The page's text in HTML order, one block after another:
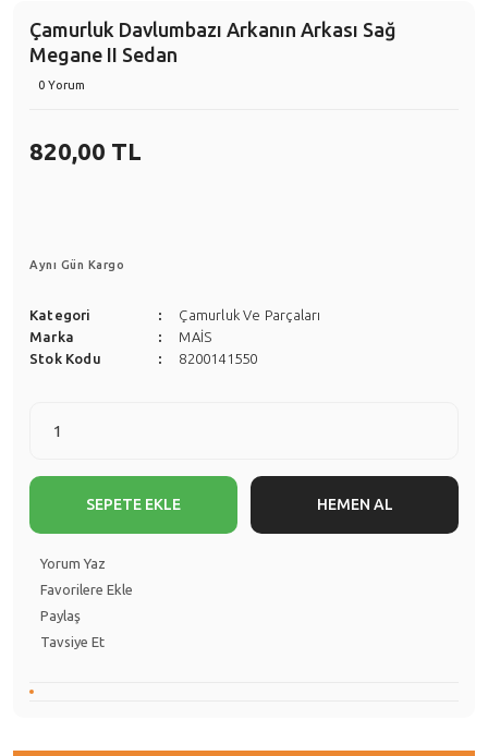
Çamurluk Davlumbazı Arkanın Arkası Sağ
Megane II Sedan
0 Yorum
820,00 TL
Aynı Gün Kargo
Kategori
Çamurluk Ve Parçaları
Marka
MAİS
Stok Kodu
8200141550
SEPETE EKLE HEMEN AL
Yorum Yaz
Paylaş
Tavsiye Et